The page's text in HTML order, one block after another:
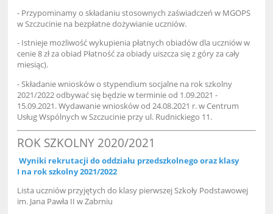
- Przypominamy o składaniu stosownych zaświadczeń w MGOPS
w Szczucinie na bezpłatne dożywianie uczniów.
- Istnieje możliwość wykupienia płatnych obiadów dla uczniów w
cenie 8 zł za obiad Płatność za obiady uiszcza się z góry za cały
miesiąc).
- Składanie wniosków o stypendium socjalne na rok szkolny
2021/2022 odbywać się będzie w terminie od 1.09.2021 -
15.09.2021. Wydawanie wniosków od 24.08.2021 r. w Centrum
Usług Wspólnych w Szczucinie przy ul. Rudnickiego 11.
ROK SZKOLNY 2020/2021
Wyniki rekrutacji do oddziału przedszkolnego oraz klasy
I na rok szkolny 2021/2022
Lista uczniów przyjętych do klasy pierwszej Szkoły Podstawowej
im. Jana Pawła II w Zabrniu